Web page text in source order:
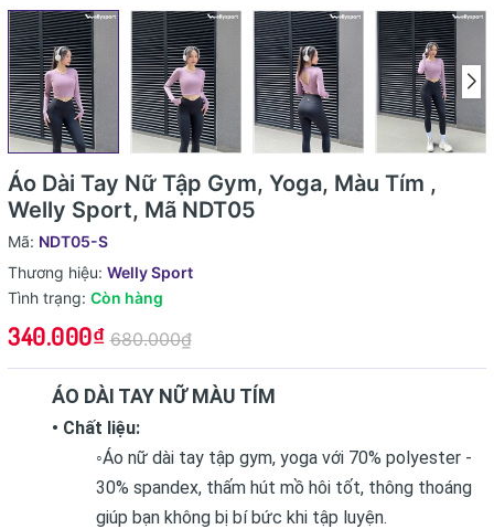
Áo Dài Tay Nữ Tập Gym, Yoga, Màu Tím ,
Welly Sport, Mã NDT05
Mã: NDT05-S
Thương hiệu: Welly Sport
Tình trạng: Còn hàng
340.000₫ 680.000₫
ÁO DÀI TAY NỮ MÀU TÍM
• Chất liệu:
◦Áo nữ dài tay tập gym, yoga với 70% polyester -
30% spandex, thấm hút mồ hôi tốt, thông thoáng
giúp bạn không bị bí bức khi tập luyện.